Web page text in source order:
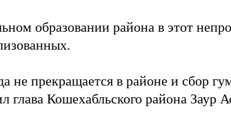
образовании района в этот
не прекращается в районе и сбор
Кошехабльского района Заур